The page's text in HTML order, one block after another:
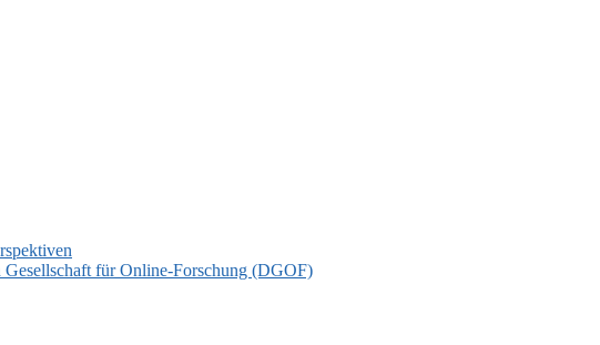
Gesellschaft für Online-Forschung (DGOF)